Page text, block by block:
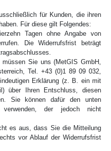
für Kunden, die ihren
Für diese gilt Folgendes:
Tagen ohne Angabe von
Die Widerrufsfrist beträgt
Sie uns (MetGIS GmbH,
Tel. +43 (0)1 89 09 032,
Erklärung (z. B. ein mit
über Ihren Entschluss, diesen
Sie können dafür den unten
verwenden, der jedoch nicht
es aus, dass Sie die Mitteilung
vor Ablauf der Widerrufsfrist